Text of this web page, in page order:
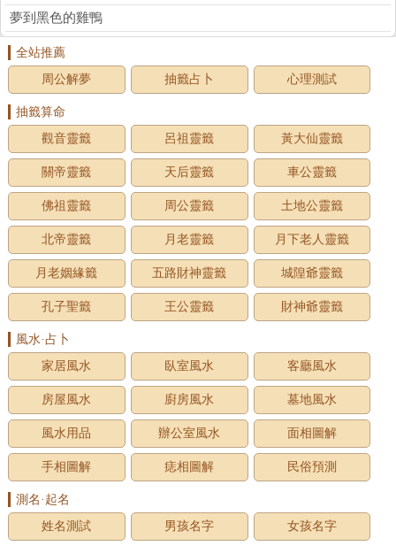
夢到黑色的雞鴨
全站推薦
周公解夢
抽籤占卜 心理測試
抽籤算命
觀音靈籤
呂祖靈籤 黃大仙靈籤
關帝靈籤 天后靈籤 車公靈籤
佛祖靈籤 周公靈籤 土地公靈籤
北帝靈籤 月老靈籤 月下老人靈籤
月老姻緣籤 五路財神靈籤 城隍爺靈籤
孔子聖籤 王公靈籤 財神爺靈籤
風水·占卜
家居風水
臥室風水 客廳風水
房屋風水 廚房風水 墓地風水
風水用品 辦公室風水 面相圖解
手相圖解 痣相圖解 民俗預測
測名·起名
姓名測試
男孩名字 女孩名字